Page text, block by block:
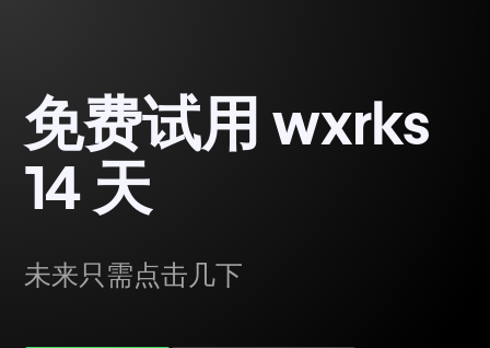
免费试用 wxrks
14 天
未来只需点击几下